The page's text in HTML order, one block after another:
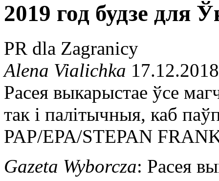
2019 год будзе
PR dla Zagranicy
Alena Vialichka
Расея выкарыстае ўсе
так і палітычныя, каб
PAP/EPA/STEPAN
Gazeta Wyborcza: Расея